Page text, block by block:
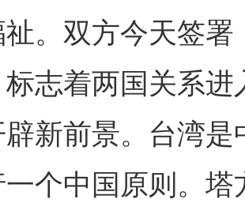
。双方今天签
志着两国关系
新前景。台湾
一个中国原则。